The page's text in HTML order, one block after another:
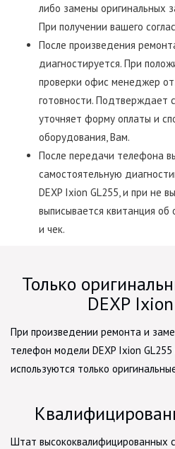
либо замены оригинальных
При получении вашего
После произведения
диагностируется. При
проверки офис менеджер
готовности. Подтверждает
уточняет форму оплаты и
оборудования, Вам.
После передачи телефона
самостоятельную
DEXP Ixion GL255, и при не
выписывается квитанция об
и чек.
Только
DEXP
При произведении ремонта и
телефон модели DEXP Ixion
используются только
Штат высококвалифицированных